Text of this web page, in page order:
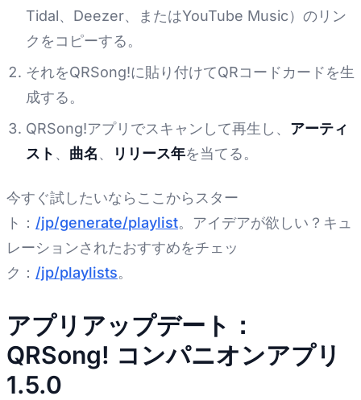
Tidal、Deezer、またはYouTube Music）のリン
クをコピーする。
それをQRSong!に貼り付けてQRコードカードを生
成する。
QRSong!アプリでスキャンして再生し、 アーティ
スト 、 曲名、 リリース年を当てる。
今すぐ試したいならここからスター
ト： /jp/generate/playlist。アイデアが欲しい？キュ
レーションされたおすすめをチェッ
ク： /jp/playlists。
アプリアップデート：
QRSong! コンパニオンアプリ
1.5.0